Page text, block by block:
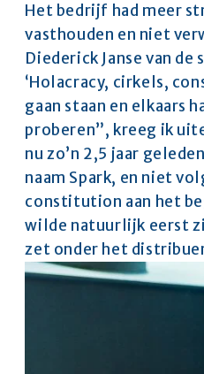
Het bedrijf had meer
vasthouden en niet
Diederick Janse van
‘Holacracy, cirkels,
gaan staan en elkaars
proberen”, kreeg ik
nu zo’n 2,5 jaar
naam Spark, en niet
constitution aan het
wilde natuurlijk eerst
zet onder het